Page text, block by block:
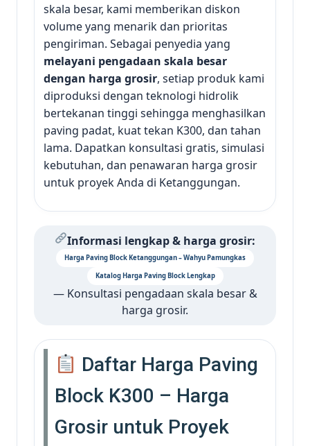
skala besar, kami memberikan diskon
volume yang menarik dan prioritas
pengiriman. Sebagai penyedia yang
melayani pengadaan skala besar
dengan harga grosir, setiap produk kami
diproduksi dengan teknologi hidrolik
bertekanan tinggi sehingga menghasilkan
paving padat, kuat tekan K300, dan tahan
lama. Dapatkan konsultasi gratis, simulasi
kebutuhan, dan penawaran harga grosir
untuk proyek Anda di Ketanggungan.
Informasi lengkap & harga grosir:
Harga Paving Block Ketanggungan – Wahyu Pamungkas
Katalog Harga Paving Block Lengkap
— Konsultasi pengadaan skala besar &
harga grosir.
Daftar Harga Paving
Block K300 – Harga
Grosir untuk Proyek